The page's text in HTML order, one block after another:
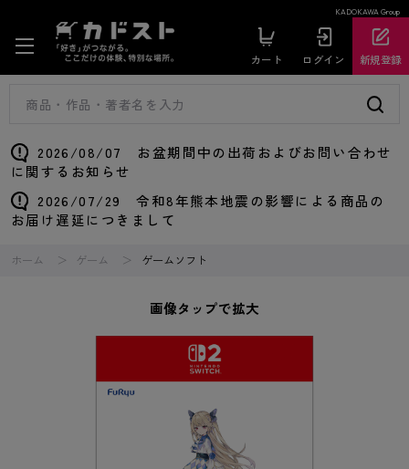
KADOKAWA Group
カート ログイン 新規登録
2026/08/07 お盆期間中の出荷およびお問い合わせ
に関するお知らせ
2026/07/29 令和8年熊本地震の影響による商品の
お届け遅延につきまして
ホーム ゲーム ゲームソフト
画像タップで拡大